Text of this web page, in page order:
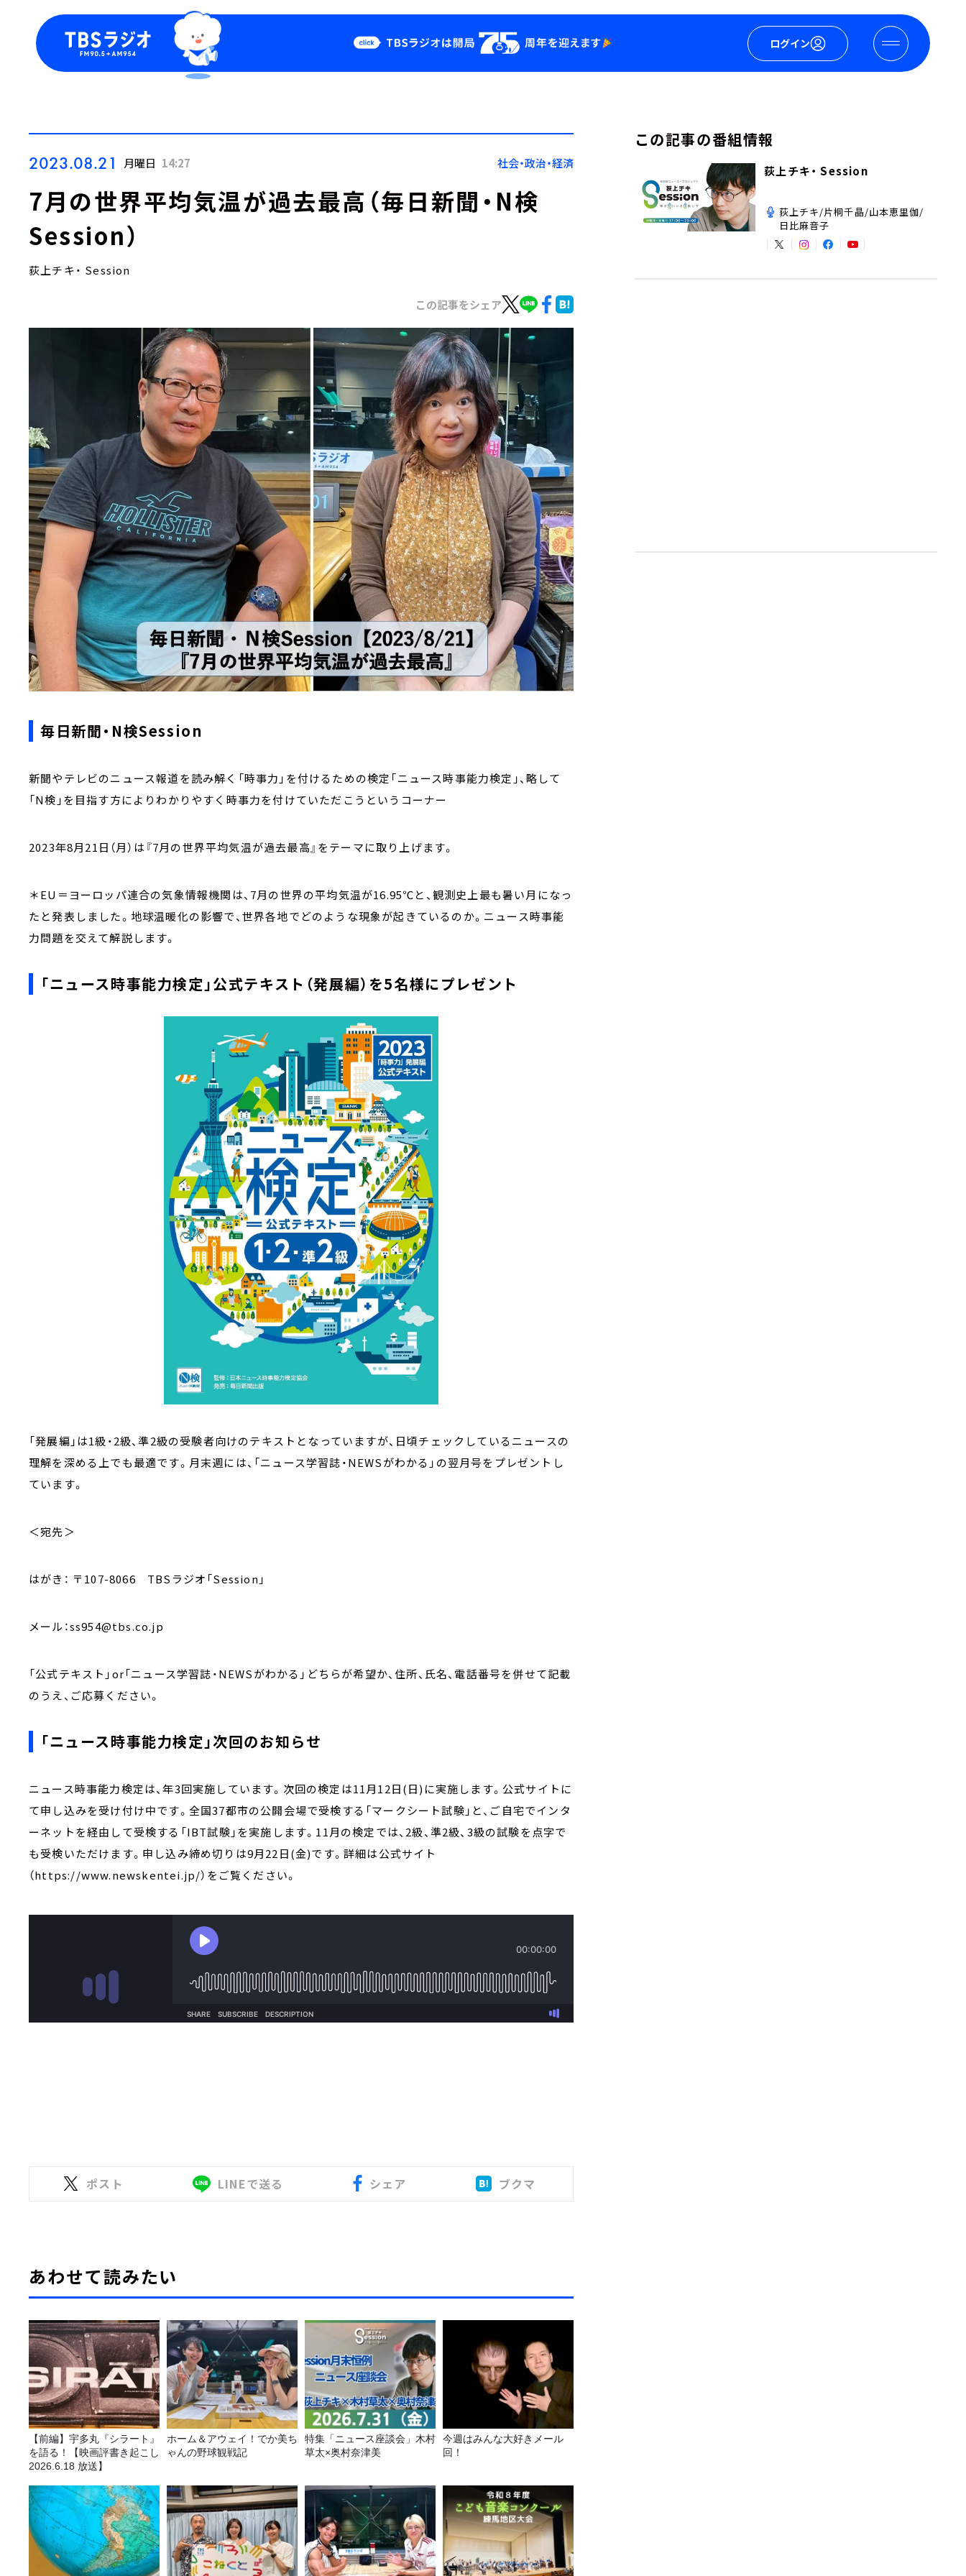
ログイン
Podcast
YouTube
会社情報
2023.08.21 月曜日 14:27 社会・政治・経済
7月の世界平均気温が過去最高（毎日新聞・N検
Session）
荻上チキ・ Session
この記事をシェア
毎日新聞・N検Session
新聞やテレビのニュース報道を読み解く「時事力」を付けるための検定「ニュース時事能力検定」、略して
「N検」を目指す方によりわかりやすく時事力を付けていただこうというコーナー
2023年8月21日（月）は『7月の世界平均気温が過去最高』をテーマに取り上げます。
＊EU＝ヨーロッパ連合の気象情報機関は、7月の世界の平均気温が16.95℃と、観測史上最も暑い月になっ
たと発表しました。地球温暖化の影響で、世界各地でどのような現象が起きているのか。ニュース時事能
力問題を交えて解説します。
「ニュース時事能力検定」公式テキスト（発展編）を5名様にプレゼント
「発展編」は1級・2級、準2級の受験者向けのテキストとなっていますが、日頃チェックしているニュースの
理解を深める上でも最適です。月末週には、「ニュース学習誌・NEWSがわかる」の翌月号をプレゼントし
ています。
＜宛先＞
はがき： 〒107-8066 TBSラジオ「Session」
メール：ss954@tbs.co.jp
「公式テキスト」or「ニュース学習誌・NEWSがわかる」どちらが希望か、住所、氏名、電話番号を併せて記載
のうえ、ご応募ください。
「ニュース時事能力検定」次回のお知らせ
ニュース時事能力検定は、年3回実施しています。次回の検定は11月12日(日)に実施します。公式サイトに
て申し込みを受け付け中です。全国37都市の公開会場で受検する「マークシート試験」と、ご自宅でインタ
ーネットを経由して受検する「IBT試験」を実施します。11月の検定では、2級、準2級、3級の試験を点字で
も受検いただけます。申し込み締め切りは9月22日(金)です。詳細は公式サイト
（https://www.newskentei.jp/）をご覧ください。
ポスト LINEで送る シェア ブクマ
あわせて読みたい
【前編】宇多丸『シラート』
を語る！【映画評書き起こし
2026.6.18 放送】
ホーム＆アウェイ！でか美ち
ゃんの野球観戦記
特集「ニュース座談会」木村
草太×奥村奈津美
今週はみんな大好きメール
回！
この記事の番組情報
荻上チキ・ Session
荻上チキ/片桐千晶/山本恵里伽/
日比麻音子